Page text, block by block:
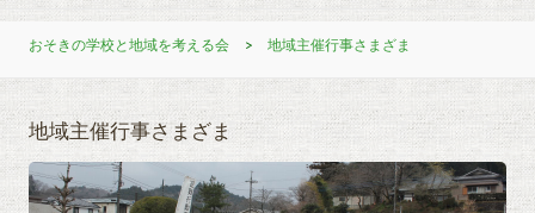
おそきの学校と地域を考える会 > 地域主催行事さまざま
地域主催行事さまざま